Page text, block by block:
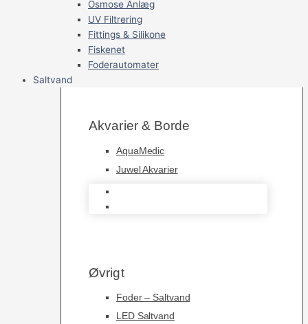
Osmose Anlæg
UV Filtrering
Fittings & Silikone
Fiskenet
Foderautomater
Saltvand
Akvarier & Borde
AquaMedic
Juwel Akvarier
Øvrigt
Foder – Saltvand
LED Saltvand